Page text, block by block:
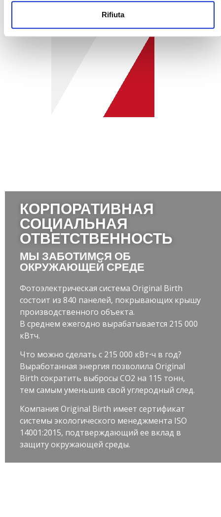
Rifiuta
КОРПОРАТИВНАЯ
СОЦИАЛЬНАЯ
ОТВЕТСТВЕННОСТЬ
МЫ ЗАБОТИМСЯ ОБ
ОКРУЖАЮЩЕЙ СРЕДЕ
Фотоэлектрическая система Original Birth
состоит из 840 панелей, покрывающих крышу
производственного объекта.
В среднем ежегодно вырабатывается 215 000
кВтч.
Что можно сделать с 215 000 кВт⋅ч в год?
Выработанная энергия позволила Original
Birth сократить выбросы CO2 на 115 тонн,
тем самым уменьшив свой углеродный след.
Компания Original Birth имеет сертификат
системы экологического менеджмента ISO
14001:2015, подтверждающий ее вклад в
защиту окружающей среды.